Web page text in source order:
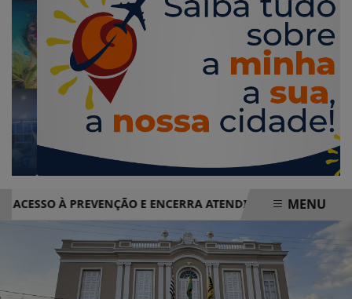
À PREVENÇÃO E ENCERRA ATENDIMENTOS COM MAIS
EM ALTA
MENU